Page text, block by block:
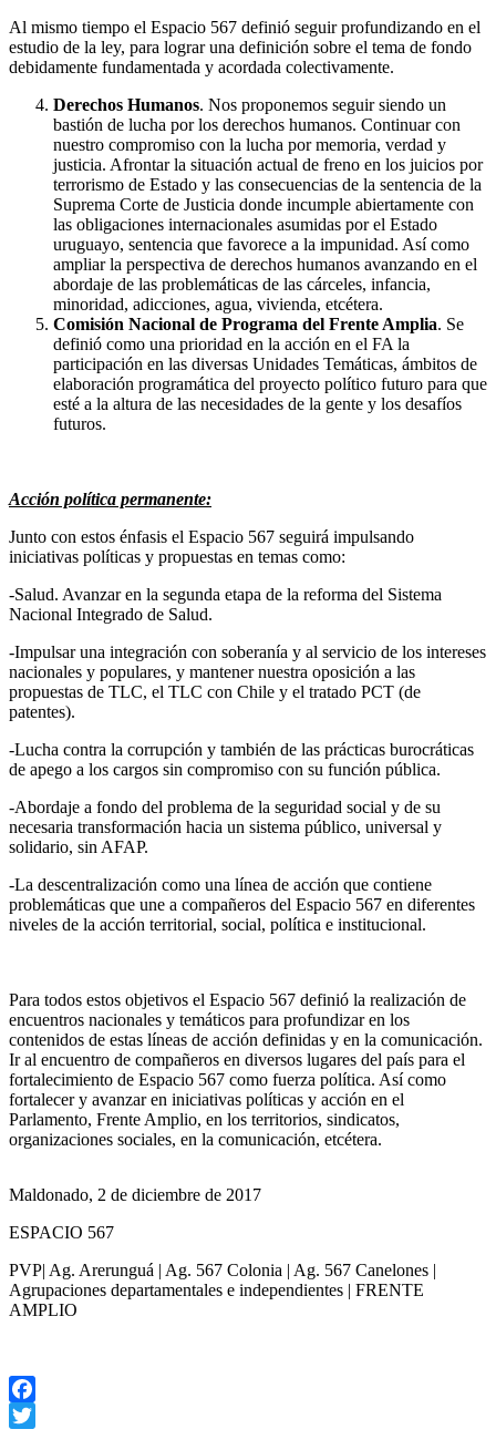
Al mismo tiempo el Espacio 567 definió seguir profundizando en el
estudio de la ley, para lograr una definición sobre el tema de fondo
debidamente fundamentada y acordada colectivamente.
Derechos Humanos. Nos proponemos seguir siendo un
bastión de lucha por los derechos humanos. Continuar con
nuestro compromiso con la lucha por memoria, verdad y
justicia. Afrontar la situación actual de freno en los juicios por
terrorismo de Estado y las consecuencias de la sentencia de la
Suprema Corte de Justicia donde incumple abiertamente con
las obligaciones internacionales asumidas por el Estado
uruguayo, sentencia que favorece a la impunidad. Así como
ampliar la perspectiva de derechos humanos avanzando en el
abordaje de las problemáticas de las cárceles, infancia,
minoridad, adicciones, agua, vivienda, etcétera.
Comisión Nacional de Programa del Frente Amplia. Se
definió como una prioridad en la acción en el FA la
participación en las diversas Unidades Temáticas, ámbitos de
elaboración programática del proyecto político futuro para que
esté a la altura de las necesidades de la gente y los desafíos
futuros.
Acción política permanente:
Junto con estos énfasis el Espacio 567 seguirá impulsando
iniciativas políticas y propuestas en temas como:
-Salud. Avanzar en la segunda etapa de la reforma del Sistema
Nacional Integrado de Salud.
-Impulsar una integración con soberanía y al servicio de los intereses
nacionales y populares, y mantener nuestra oposición a las
propuestas de TLC, el TLC con Chile y el tratado PCT (de
patentes).
-Lucha contra la corrupción y también de las prácticas burocráticas
de apego a los cargos sin compromiso con su función pública.
-Abordaje a fondo del problema de la seguridad social y de su
necesaria transformación hacia un sistema público, universal y
solidario, sin AFAP.
-La descentralización como una línea de acción que contiene
problemáticas que une a compañeros del Espacio 567 en diferentes
niveles de la acción territorial, social, política e institucional.
Para todos estos objetivos el Espacio 567 definió la realización de
encuentros nacionales y temáticos para profundizar en los
contenidos de estas líneas de acción definidas y en la comunicación.
Ir al encuentro de compañeros en diversos lugares del país para el
fortalecimiento de Espacio 567 como fuerza política. Así como
fortalecer y avanzar en iniciativas políticas y acción en el
Parlamento, Frente Amplio, en los territorios, sindicatos,
organizaciones sociales, en la comunicación, etcétera.
Maldonado, 2 de diciembre de 2017
ESPACIO 567
PVP| Ag. Arerunguá | Ag. 567 Colonia | Ag. 567 Canelones |
Agrupaciones departamentales e independientes | FRENTE
AMPLIO
Facebook